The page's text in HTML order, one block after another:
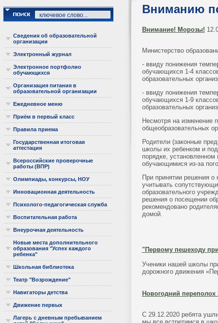
Сведения об образовательной
организации
Электронный журнал
Электронное портфолио
обучающихся
Организация питания в
образовательной организации
Ежедневное меню
Приём в первый класс
Правила приема
Государственная итоговая
аттестация
Всероссийские проверочные
работы (ВПР)
Олимпиады, конкурсы, НОУ
Инновационная деятельность
Психолого-педагогическая служба
Воспитательная работа
Внеурочная деятельность
Новые места дополнительного
образования "Успех каждого
ребенка"
Школьная библиотека
Театр "Возрождение"
Навигаторы детства
Движение первых
Лагерь с дневным пребыванием
Вниманию
Внимание! Морозы!
Министерство
- ввиду понижения
обучающихся 1-4
образовательных
- ввиду понижения
обучающихся 1-9
образовательных
Несмотря на изменение
общеобразовательных
Родители (законные
школы их ребенком и
порядке,
обучающимися из-за
При принятии решения о
учитывать
образовательного
решения о посещении
рекомендовано
домой.
"Первому пешеходу
Ученики нашей школы
дорожного движения
Новогодний переполох
С 29.12.2020 ребята